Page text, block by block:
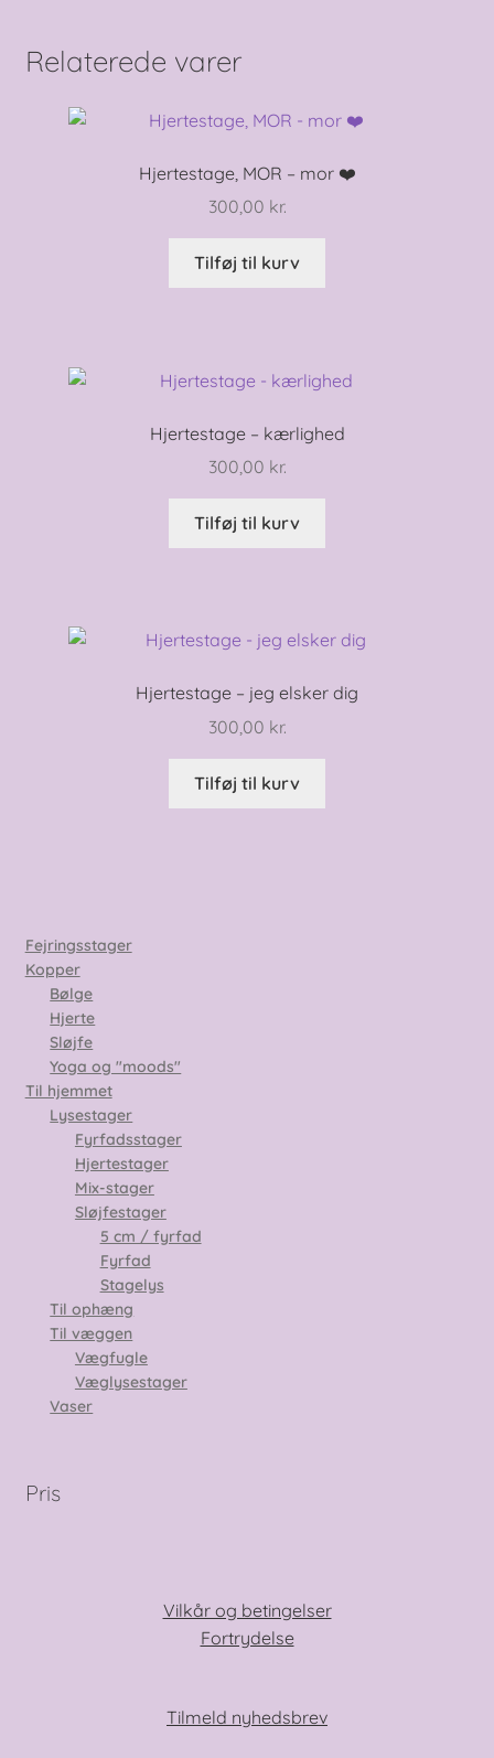
Relaterede varer
Hjertestage, MOR – mor ❤️
300,00 kr.
Tilføj til kurv
Hjertestage – kærlighed
300,00 kr.
Tilføj til kurv
Hjertestage – jeg elsker dig
300,00 kr.
Tilføj til kurv
Fejringsstager
Kopper
Bølge
Hjerte
Sløjfe
Yoga og "moods"
Til hjemmet
Lysestager
Fyrfadsstager
Hjertestager
Mix-stager
Sløjfestager
5 cm / fyrfad
Fyrfad
Stagelys
Til ophæng
Til væggen
Vægfugle
Væglysestager
Vaser
Pris
Vilkår og betingelser
Fortrydelse
Tilmeld nyhedsbrev